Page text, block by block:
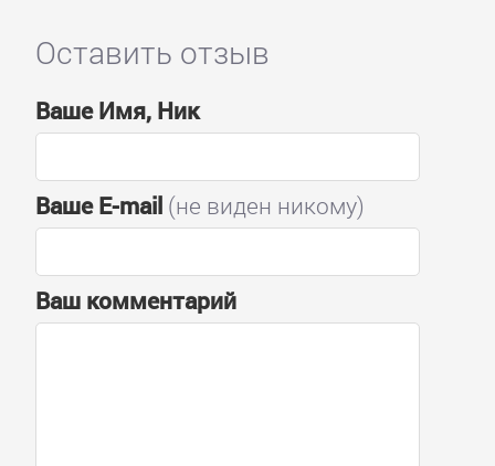
Оставить отзыв
Ваше Имя, Ник
Ваше E-mail(не виден никому)
Ваш комментарий